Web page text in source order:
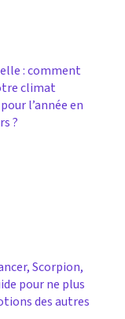
: comment
climat
l’année en
?
Scorpion,
pour ne plus
des autres